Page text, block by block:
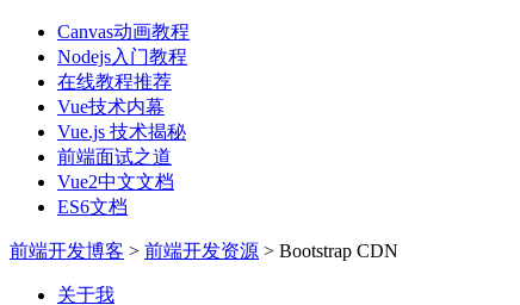
Canvas动画教程
Nodejs入门教程
在线教程推荐
Vue技术内幕
Vue.js 技术揭秘
前端面试之道
Vue2中文文档
ES6文档
前端开发博客 > 前端开发资源 > Bootstrap CDN
关于我